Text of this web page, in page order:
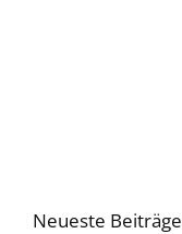
Neueste Beiträge